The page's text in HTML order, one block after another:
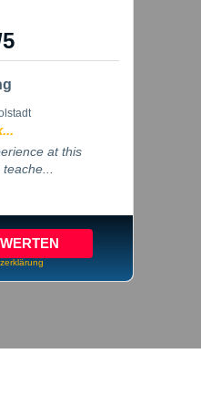
5
at this